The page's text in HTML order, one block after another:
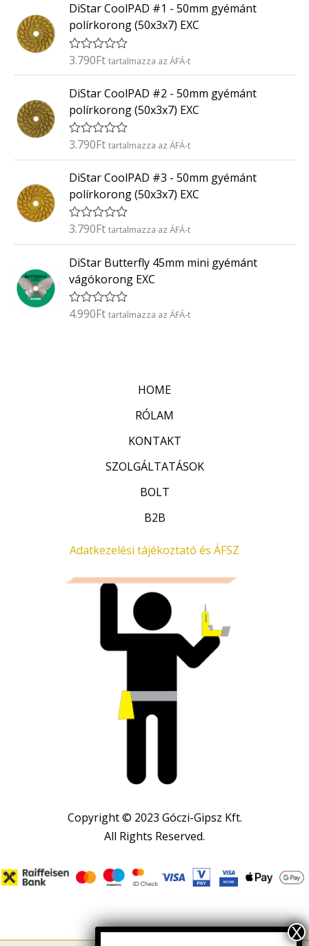
/
5
é
e
l
é
s
:
/
5
DiStar CoolPAD #1 - 50mm gyémánt
polírkorong (50x3x7) EXC
É
é
e
l
é
s
:
/
5
3.790Ft tartalmazza az ÁFÁ-t
DiStar CoolPAD #2 - 50mm gyémánt
polírkorong (50x3x7) EXC
É
é
e
l
s
:
/
5
3.790Ft tartalmazza az ÁFÁ-t
DiStar CoolPAD #3 - 50mm gyémánt
polírkorong (50x3x7) EXC
É
é
e
l
é
s
3.790Ft tartalmazza az ÁFÁ-t
DiStar Butterfly 45mm mini gyémánt
vágókorong EXC
É
4.990Ft tartalmazza az ÁFÁ-t
HOME
RÓLAM
KONTAKT
SZOLGÁLTATÁSOK
BOLT
B2B
Adatkezelési tájékoztató és ÁFSZ
Copyright © 2023 Góczi-Gipsz Kft.
All Rights Reserved.